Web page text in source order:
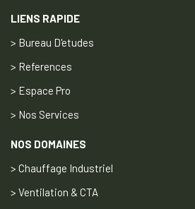
LIENS RAPIDE
> Bureau D'etudes
> References
> Espace Pro
> Nos Services
NOS DOMAINES
> Chauffage Industriel
> Ventilation & CTA